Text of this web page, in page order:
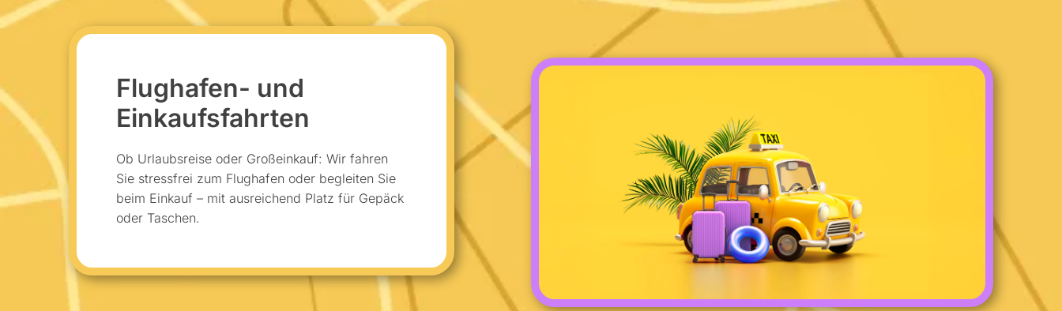
Flughafen- und
Einkaufsfahrten
Ob Urlaubsreise oder Großeinkauf: Wir fahren
Sie stressfrei zum Flughafen oder begleiten Sie
beim Einkauf – mit ausreichend Platz für Gepäck
oder Taschen.